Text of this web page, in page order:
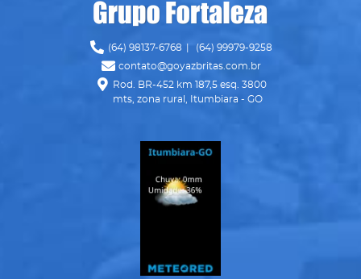
Ícone Telefone
(64) 98137-6768 (64) 99979-9258
Ícone Envelope
contato@goyazbritas.com.br
Ícone Mapa
Rod. BR-452 km 187,5 esq. 3800
mts, zona rural, Itumbiara - GO